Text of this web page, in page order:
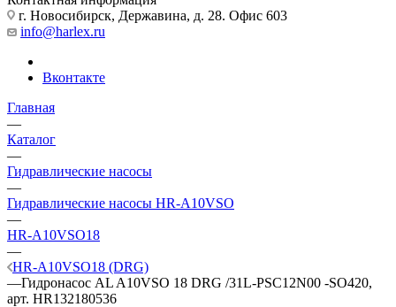
г. Новосибирск, Державина, д. 28. Офис 603
info@harlex.ru
Вконтакте
Главная
—
Каталог
—
Гидравлические насосы
—
Гидравлические насосы HR-A10VSO
—
HR-A10VSO18
—
HR-A10VSO18 (DRG)
—Гидронасос AL A10VSO 18 DRG /31L-PSC12N00 -SO420,
арт. HR132180536